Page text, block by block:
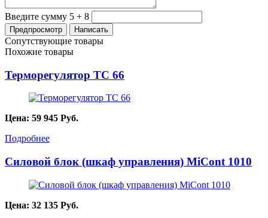
Введите сумму 5 + 8
Сопутствующие товары
Похожие товары
Терморегулятор ТС 66
Цена: 59 945 Руб.
Подробнее
Силовой блок (шкаф управления) MiСont 1010
Цена: 32 135 Руб.